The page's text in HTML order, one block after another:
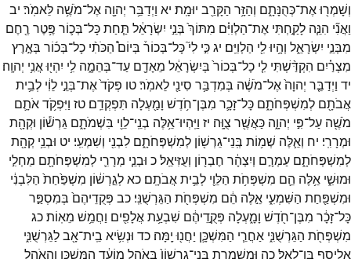
וְשָׁמְר֖וּאֶת־כְּהֻנָּתָ֑ם וְהַזָּ֥ר הַקָּרֵ֖ב יוּמָֽת׃ יא וַיְדַבֵּ֥ר יְהוָ֖ה אֶל־מֹשֶׁ֥ה לֵּאמֹֽר׃ יב
וַאֲנִ֞י הִנֵּ֧ה לָקַ֣חְתִּי אֶת־הַלְוִיִּ֗ם מִתּוֹךְ֙ בְּנֵ֣י יִשְׂרָאֵ֔ל תַּ֧חַתכָּל־בְּכ֛וֹר פֶּ֥טֶר רֶ֖חֶם
מִבְּנֵ֣י יִשְׂרָאֵ֑ל וְהָ֥יוּלִ֖י הַלְוִיִּֽם׃ יגכִּ֣י לִי֮כָּל־בְּכוֹר֒ בְּיוֹם֩ הַכֹּתִ֨י כָל־בְּכ֜וֹר בְּאֶ֣רֶץ
מִצְרַ֗יִם הִקְדַּ֨שְׁתִּי לִ֤י כָל־בְּכוֹר֙ בְּיִשְׂרָאֵ֔ל מֵאָדָ֖ם עַד־בְּהֵמָ֑ה לִ֥י יִהְי֖וּאֲנִ֥י יְהוָֽה׃
יד וַיְדַבֵּ֤ר יְהוָה֙אֶל־מֹשֶׁ֔ה בְּמִדְבַּ֥ר סִינַ֖י לֵאמֹֽר׃טו פְּקֹד֙אֶת־בְּנֵ֣י לֵוִ֔י לְבֵ֥ית
אֲבֹתָ֖ם לְמִשְׁפְּחֹתָ֑ם כָּל־זָכָ֛ר מִבֶּן־חֹ֥דֶשׁ וָמַ֖עְלָה תִּפְקְדֵֽם׃ טז וַיִּפְקֹ֥דאֹתָ֛ם
מֹשֶׁ֖ה עַל־פִּ֣י יְהוָ֑ה כַּאֲשֶׁ֖ר צֻוָּֽה׃ יז וַיִּֽהְיוּ־אֵ֥לֶּה בְנֵֽי־לֵוִ֖י בִּשְׁמֹתָ֑ם גֵּרְשׁ֕וֹן וּקְהָ֖ת
וּמְרָרִֽי׃ יח וְאֵ֛לֶּה שְׁמ֥וֹת בְּֽנֵי־גֵרְשׁ֖וֹן לְמִשְׁפְּחֹתָ֑ם לִבְנִ֖י וְשִׁמְעִֽי׃ יט וּבְנֵ֥י קְהָ֖ת
לְמִשְׁפְּחֹתָ֑ם עַמְרָ֣ם וְיִצְהָ֔ר חֶבְר֖וֹן וְעֻזִּיאֵֽל׃כ וּבְנֵ֧י מְרָרִ֛י לְמִשְׁפְּחֹתָ֖ם מַחְלִ֣י
וּמוּשִׁ֑י אֵ֥לֶּה הֵ֛ם מִשְׁפְּחֹ֥ת הַלֵּוִ֖י לְבֵ֥יתאֲבֹתָֽם׃ כאלְגֵ֣רְשׁ֔וֹן מִשְׁפַּ֙חַת֙ הַלִּבְנִ֔י
וּמִשְׁפַּ֖חַת הַשִּׁמְעִ֑י אֵ֣לֶּה הֵ֔ם מִשְׁפְּחֹ֖ת הַגֵּרְשֻׁנִּֽי׃ כב פְּקֻדֵיהֶם֙ בְּמִסְפַּ֣ר
כָּל־זָכָ֔ר מִבֶּן־חֹ֖דֶשׁ וָמָ֑עְלָה פְּקֻ֣דֵיהֶ֔ם שִׁבְעַ֥תאֲלָפִ֖ים וַחֲמֵ֥שׁ מֵאֽוֹת׃כג
מִשְׁפְּחֹ֖ת הַגֵּרְשֻׁנִּ֑י אַחֲרֵ֧י הַמִּשְׁכָּ֛ן יַחֲנ֖וּ יָֽמָּה׃ כד וּנְשִׂ֥יא בֵֽית־אָ֖בלַגֵּרְשֻׁנִּ֑י
אֶלְיָסָ֖ף בֶּן־לָאֵֽל׃כה וּמִשְׁמֶ֤רֶת בְּנֵֽי־גֵרְשׁוֹן֙ בְּאֹ֣הֶל מוֹעֵ֔ד הַמִּשְׁכָּ֖ן וְהָאֹ֑הֶל